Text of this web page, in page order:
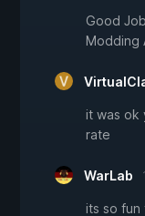
Good
Modding
it was ok
rate
WarLab
its so